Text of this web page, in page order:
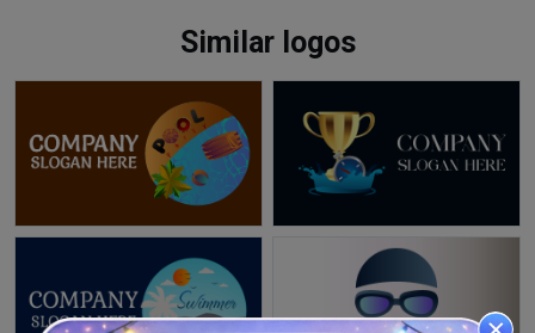
Similar logos